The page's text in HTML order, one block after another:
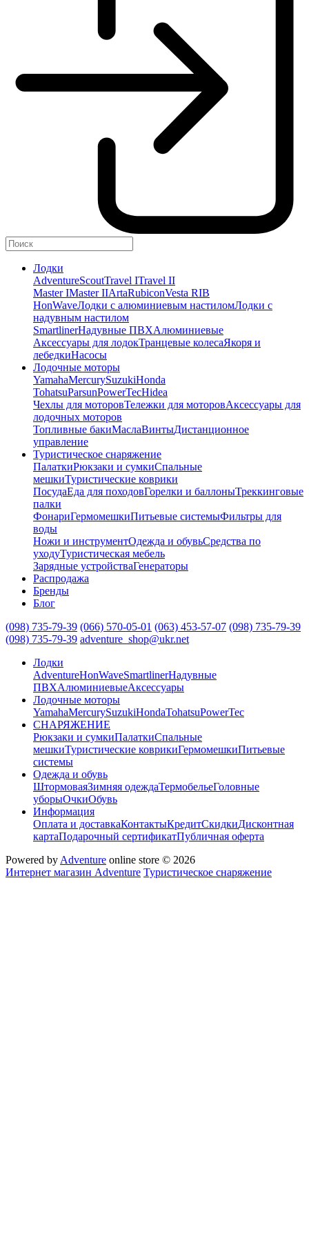
Лодки
AdventureScoutTravel ITravel II
Master IMaster IIArtaRubiconVesta RIB
HonWaveЛодки с алюминиевым настиломЛодки с
надувным настилом
SmartlinerНадувные ПВХАлюминиевые
Аксессуары для лодокТранцевые колесаЯкоря и
лебедкиНасосы
Лодочные моторы
YamahaMercurySuzukiHonda
TohatsuParsunPowerTecHidea
Чехлы для моторовТележки для моторовАксессуары для
лодочных моторов
Топливные бакиМаслаВинтыДистанционное
управление
Туристическое снаряжение
ПалаткиРюкзаки и сумкиСпальные
мешкиТуристические коврики
ПосудаЕда для походовГорелки и баллоныТреккинговые
палки
ФонариГермомешкиПитьевые системыФильтры для
воды
Ножи и инструментОдежда и обувьСредства по
уходуТуристическая мебель
Зарядные устройстваГенераторы
Распродажа
Бренды
Блог
(098) 735-79-39 (066) 570-05-01 (063) 453-57-07 (098) 735-79-39
(098) 735-79-39 adventure_shop@ukr.net
Лодки
AdventureHonWaveSmartlinerНадувные
ПВХАлюминиевыеАксессуары
Лодочные моторы
YamahaMercurySuzukiHondaTohatsuPowerTec
СНАРЯЖЕНИЕ
Рюкзаки и сумкиПалаткиСпальные
мешкиТуристические коврикиГермомешкиПитьевые
системы
Одежда и обувь
ШтормоваяЗимняя одеждаТермобельеГоловные
уборыОчкиОбувь
Информация
Оплата и доставкаКонтактыКредитСкидкиДисконтная
картаПодарочный сертификатПубличная оферта
Powered by Adventure online store © 2026
Интернет магазин Adventure Туристическое снаряжение